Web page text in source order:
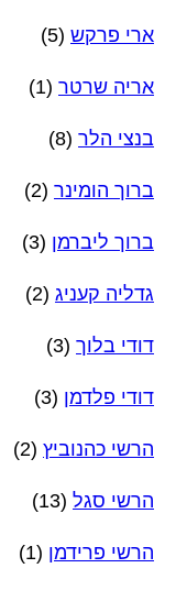
ארי פרקש (5)
אריה שרטר (1)
בנצי הלר (8)
ברוך הומינר (2)
ברוך ליברמן (3)
גדליה קעניג (2)
דודי בלוך (3)
דודי פלדמן (3)
הרשי כהנוביץ (2)
הרשי סגל (13)
הרשי פרידמן (1)